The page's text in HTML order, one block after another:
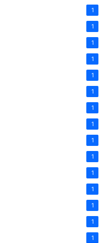
1
1
1
1
1
1
1
1
1
1
1
1
1
1
1